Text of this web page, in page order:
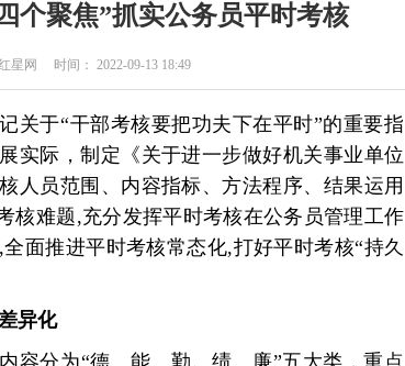
个聚焦”抓实公务员平时考核
星网 时间： 2022-09-13 18:49
关于“干部考核要把功夫下在平时”的重要指
实际，制定《关于进一步做好机关事业单位
人员范围、内容指标、方法程序、结果运用
核难题,充分发挥平时考核在公务员管理工作
面推进平时考核常态化,打好平时考核“持久
异化
容分为“德、能、勤、绩、廉”五大类，重点